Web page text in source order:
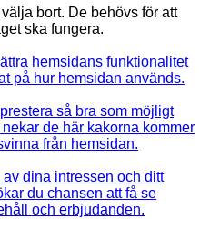
bort. De behövs för att
ska fungera.
hemsidans funktionalitet
på hur hemsidan används.
så bra som möjligt
de här kakorna kommer
från hemsidan.
dina intressen och ditt
du chansen att få se
och erbjudanden.